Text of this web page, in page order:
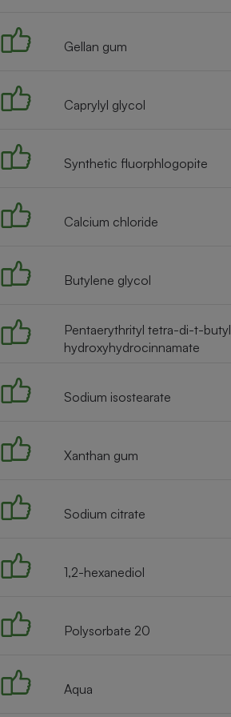
Gellan gum
Caprylyl glycol
Synthetic fluorphlogopite
Calcium chloride
Butylene glycol
Pentaerythrityl tetra-di-t-butyl
hydroxyhydrocinnamate
Sodium isostearate
Xanthan gum
Sodium citrate
1,2-hexanediol
Polysorbate 20
Aqua